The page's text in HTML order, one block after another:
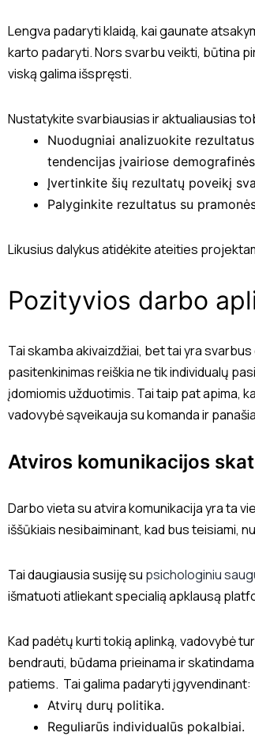
Lengva padaryti klaidą, kai gaunate
karto padaryti. Nors svarbu veikti, būtina
viską galima išspręsti.
Nustatykite svarbiausias ir aktualiausias
Nuodugniai analizuokite
tendencijas įvairiose
Įvertinkite šių rezultatų poveikį
Palyginkite rezultatus su
Likusius dalykus atidėkite ateities
Pozityvios darbo
Tai skamba akivaizdžiai, bet tai yra
pasitenkinimas reiškia ne tik individualų
įdomiomis užduotimis. Tai taip pat apima,
vadovybė sąveikauja su komanda ir
Atviros komunikacijos
Darbo vieta su atvira komunikacija yra ta
iššūkiais nesibaiminant, kad bus teisiami,
Tai daugiausia susiję su psichologiniu
išmatuoti atliekant specialią apklausą
Kad padėtų kurti tokią aplinką, vadovybė
bendrauti, būdama prieinama ir
patiems. Tai galima padaryti įgyvendinant:
Atvirų durų politika.
Reguliarūs individualūs pokalbiai.